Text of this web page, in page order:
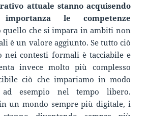
attuale stanno acquisendo
le competenze
quello che si impara in ambiti non
è un valore aggiunto. Se tutto ciò
nei contesti formali è tacciabile e
invece molto più complesso
ciò che impariamo in modo
esempio nel tempo libero.
un mondo sempre più digitale, i